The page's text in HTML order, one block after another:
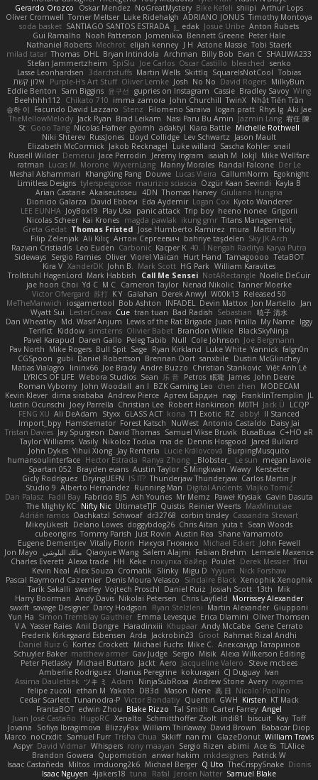
Gerardo Orozco
Oskar Mendez NoGreatMystery Bike Kefeli shiipi Arthur Lops
Oliver Cromwell Tomer Meltser Luke Ridehalgh ADRIANO JONUS Timothy Montoya
soda basket SANTIAGO SANTOS ESTRADA j_ edak Josue Uribe Anton Rubets
Gui Ramalho Noah Patterson Jomenikia Bennett Greene Peter Hale
Nathaniel Roberts Mechrot elijah kenney J H Astone Massie Tobi Staerk
milad tatar Thomas DHL Bryan Intindola Archman Billy Bob Evan C SHALIWA233
Stefan Jammertzheim
SpiSlu Joe Carlos Oscar Castillo bleached senko
Lasse Leonhardsen 3darchstuffs Martin Wells Skittlq SquareIsNotCool Tobias
אילון קשת
Purple-H's Art Stuff Oliver Lemke Josh No No David Rogers MilkyBun
Eddie Benton Sam Biggins 윤구선 gupries on Instagram Cassie Bradley Savoy Wing
Beehhhh112 Chikato 710 imma zamora John Churchill TwinX Nhật Tiến Trần
승하 이 Facundo David Lazzaro Stenz Filomeno Saraiva logan pratt Rhys lg Aki Jae
TheMellowMelody Jack Ryan Brad Leikam Nasi Paru Bu Amin Jazmin Lang 宥任 陳
St Gooo Tang Nicolas Hafner gyomh adaktyl Kiara Battle Michelle Rothwell
Niki Shterev RussJones Lloyd Collidge Lev Schwartz Jason Mault
Elizabeth McCormick Jakob Recknagel Luke willard Sascha Kohler snail
Russell Wilder Demerui Jace Perrodin Jeremy Ingram isaiah M lokjl Mike Wellfare
ratman Lucas M. Morone WyvernLang Manny Morales Randal Falcone Der Le
Meshal Alshammari
KhangXing Pang Douwe Lucas Vieira CallumNorm
Egoknight
Limitless Designs tylerspetgoose maurizio sciascia Özgür Kaan Sevindi Kayla B
Arian Castane Akaiseutoseu 4DN Thomas Harvey Giuliano Hungria
Dionicio Galarza David Ebbevi Eda Aydemir Logan Cox Kyoto Wanderer
LEE EUNHA JoyBox19 Play Usa panic attack Trip boy heeno honee Grigorii
Nicolas Scheer Kai Krones magda pawlak ikung gmr Titans Management
Greta Gedat Thomas Fristed Jose Humberto Ramirez mura Martin Holy
Filip Zelenjak Ali Kılıç Антон Сергеевич bahriye taşdelen Sky JK Arch
Razvan Cristiadis Leo Euden Carbonic Kacper K 40. I Nengah Raditya Karya Putra
Sideways Sergio Pamies Oliver Viorel Vlaican Hurt Hand Tamagoooo TetaBOT
Kira V XanderDK John B. Mark Scott HG Park William Karavites
Trollstuhl HagenLord Mark Habbish Call Me Sensei NotARectangle Noelle DeCuir
jae hoon Choi Yd C M C Cameron Taylor Nenad Nikolic Tanner Moerke
Victor Ofvergard 苏打 K Y Galahan Derek Anwyl W00k13 Released 50
MeTheManwich
iosgamertool Bob Ashton INFADEL Devin Mattox Jon Martello
Jan
Wyatt Sui
LesterCovax Cue tran tuan Bad Radish Sebastian 暁子 清水
Dan Wheatley Md. Wasif Anjum Lewis of the Rat Brigade Juan Pinilla My Name Iggy
Terifict Kiddow simsterns Olivier Babet Brandon Wilkie BlackSkyNinja
Pavel Karapud Daren Gallo Peleg Tabib Null Cole Johnson Joe Bergmann
Pav North Mike Rogers Bull Spit Sage Ryan Kirkland Luke White Yannick falgn0n
CGSpoon gubi Daniel Robertson Brennan Oort sanxbile Dustin McGlinchey
Matias Vialagro
lininx66 Joe Brady Andre Buzzo Christian Stankovic Việt Anh Lê
LYRICS OF LIFE Webora Studios Sean 乐 音 Petros 眠瓏 James John Deere
Roman Vyborny John Woodall an l BZK Gaming Leo chen zhen
MODECAM
Kevin Klever dima sirababa Andrew Pierce Артем Бардин nagi FranklinTremplin JL
Iustin Ocunschi
Joey Parrella Christian Lee Robert Hankinson M0TH Jack Ü
LCQP
FENG XU Ali DeAdam Styxx GLASS ACT kona T1 Exotic RZ abby! ll Stanced
Import_bpy Hamsternator Forest Katsch NuWest Antonio Castaldo Daisy Jai
Tristan Davies Jay Spurgeon David Thomas Samuel Vikse Bruvik BusaBusa C+HO aR
Taylor Williams Vasily Nikoloz Todua ma de Dennis Hosgood
Jared Bullard
John Dykes Yihui Xiong Jay Renteria Lucie Královcová BurpingMusquito
humansoulinterface Hector Estrada Ranya Zhong _Blobster_ Le sun
megan lavoie
Spartan 052 Brayden evans Austin Taylor S Mingkwan Wawy Kerstetter
Gicly Rodríguez DryingUEFN IS IT? Thunderjaw Thunderjaw Carlos Martin Jr
Studio 9 Alberto Hernandez Running Man Digital Ancients Vlajko Tomić
Dan Palasz Fadil Bay Fabricio BJS Ash Younes Mr Memz Paweł Krysiak Gavin Dasuta
The Mighty KC Nifty Nic UltimateTJF Quistis Reinier Weerts MaxMinutiae
Adrián ramos Oachkatzl Schwoaf dr32768 corbin tinsley Cassandra Stewart
MikeyLikesIt Delano Lowes doggybdog26 Chris Aitan yuta t Sean Woods
cubeorigins Tommy Parish Just Rovin Austin Rea Shane Yamamoto
Eugene Dementjev Vitaliy Florin Никуся Гноянко Michael Eckert John Fewell
Jon Mayo مالك البلوشي Qiaoyue Wang Salem Alajmi Fabian Brehm
Lemesle Maxence
Charles Everett Alexa trade HH Keke покупка байер Poulet Derek Messier Trivi
Kevin Neal Alex Souza Cromatik Slinky Migu D Yyyum Nick Forshaw
Pascal Raymond Cazemier Denis Moura Velasco Sinclaire Black Xenophik Xenophik
Tarik Sakalli swarfey Vojtech Proschl Daniel Ruiz Josiah Scott 13th
Mik
Harry Boorman Andy Davis Nikolai Petersen Chris Layfield Morrissey Alexander
swxift savage Designer Darcy Hodgson Ryan Stelzleni Martin Alexander Giupponi
Yun Ha Simon Tremblay Gauthier Emma Levesque Erica Dlamini Oliver Thomsen
V A Yasser Raies Anil Dongre Haradinxiii Khupaar Andy McCabe Gene Cerrato
Frederik Kirkegaard Esbensen Arda Jackrobin23 Groot Rahmat Rizal Andhi
Daniel Ruiz G Kortez Crockett Michael Fuchs Mike C. Александр Татаринов
Schuyler Baker matthew armer Gav Judge Sergio Misik Alexa Wilkerson Editing
Peter Pietlasky Michael Buttaro Jackt Aero Jacqueline Valero
Steve mcbees
Amberlie Rodriguez Uranus Peregrine kokuragari CJ Duguay Ivan
Assima Dauletbek ツキ ミ Adam NinjaSubRosa Andrew Stone Avery rwgames
felipe zucoli ethan M Yakoto DB3d Mason Nene 高 日 Nicolo' Paolino
Cedar Scarlett Tunanodra-P Victor Bondatiy Quentin GWH Kirsten KT Mack
FrantaBOT edwin Zhou Blake Rizzo Tal Smith Carter Farrey Angel
Juan José Castaño HugoRC Xenalto Schmitthoffer Zsolt indi81 biscuit Kay Toff
Jovana
Sofiya Ibragimova BlizzyFox William Thirlaway David Brown
Babacar Diop
Marco noCrxdit Samuel Furr Trisha Chua Skkiff nan mi GlazeDonut William Travis
Aspyr David Vidmar Whispers rony maayan Sergio Rizen abimi Ace 6s TLAlice
Brandon Gowera Qupomotion anwar hakim mkdesigners Patrick W
Isaac Castañeda Miltos imduong2k6 Michael Berger Q Uto TheCrispySnake Dionis
Isaac Nguyen 4jakers18 tuna Rafal Jeroen Natter Samuel Blake